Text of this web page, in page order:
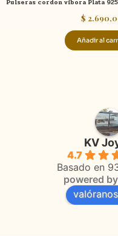
Pulseras cordon víbora Plata
$
Añadir al
KV
4.7
Basado en
powered by
Adriana
hace 3
Muy buena
orientaciones